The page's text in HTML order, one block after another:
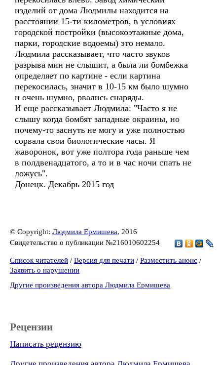
изделий от дома Людмилы находится на
расстоянии 15-ти километров, в условиях
городской постройки (высокоэтажные дома,
парки, городские водоемы) это немало.
Людмила рассказывает, что часто звуков
разрыва мин не слышит, а была ли бомбежка
определяет по картине - если картина
перекосилась, значит в 10-15 км было шумно
и очень шумно, рвались снаряды.
И еще рассказывает Людмила: "Часто я не
слышу когда бомбят западные окраины, но
почему-то заснуть не могу и уже полностью
сорвала свои биологические часы. Я
жаворонок, вот уже полтора года раньше чем
в полдвенадцатого, а то и в час ночи спать не
ложусь".
Донецк. Декабрь 2015 год
© Copyright: Людмила Ермишева, 2016
Свидетельство о публикации №216010602254
Список читателей / Версия для печати / Разместить анонс /
Заявить о нарушении
Другие произведения автора Людмила Ермишева
Рецензии
Написать рецензию